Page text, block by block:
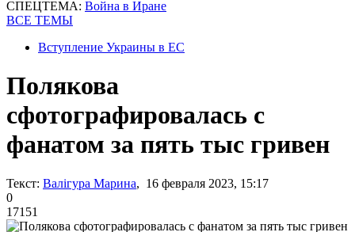
СПЕЦТЕМА: Война в Иране
ВСЕ ТЕМЫ
Вступление Украины в ЕС
Полякова
сфотографировалась с
фанатом за пять тыс гривен
Текст: Валігура Марина, 16 февраля 2023, 15:17
0
17151